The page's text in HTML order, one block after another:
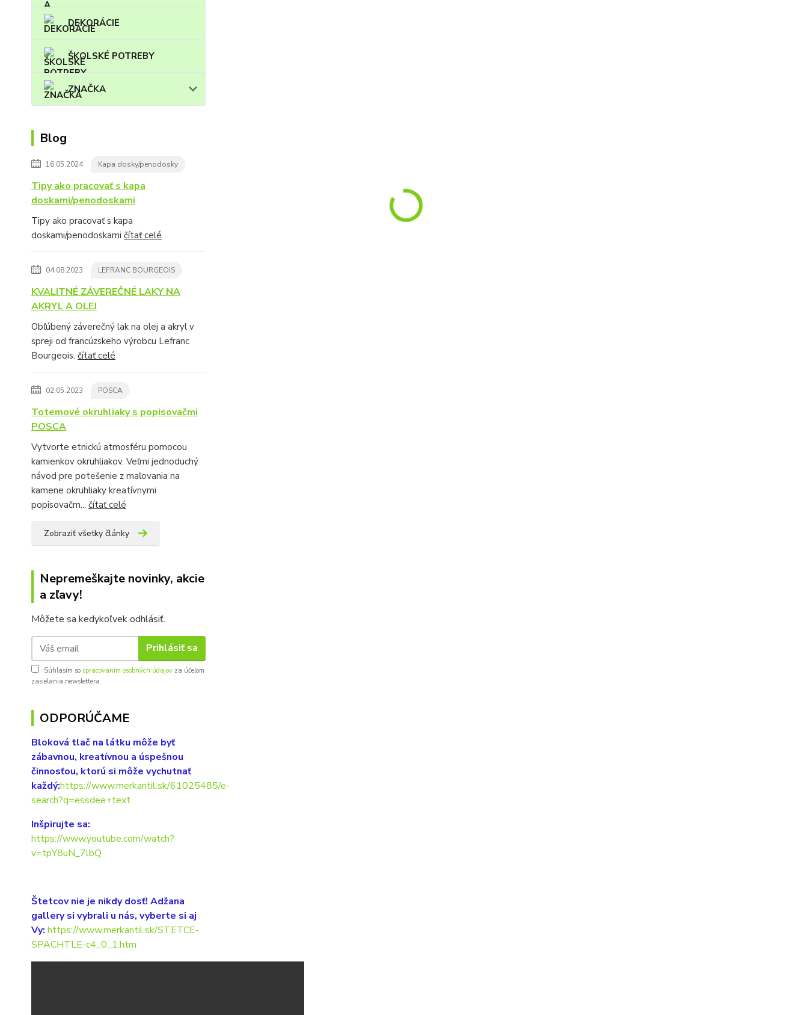
DEKORÁCIE
ŠKOLSKÉ POTREBY
ZNAČKA
Blog
16.05.2024 Kapa dosky/penodosky
Tipy ako pracovať s kapa
doskami/penodoskami
Tipy ako pracovať s kapa
doskami/penodoskami čítať celé
04.08.2023 LEFRANC BOURGEOIS
KVALITNÉ ZÁVEREČNÉ LAKY NA
AKRYL A OLEJ
Obľúbený záverečný lak na olej a akryl v
spreji od francúzskeho výrobcu Lefranc
Bourgeois. čítať celé
02.05.2023 POSCA
Totemové okruhliaky s popisovačmi
POSCA
Vytvorte etnickú atmosféru pomocou
kamienkov okruhliakov. Veľmi jednoduchý
návod pre potešenie z maľovania na
kamene okruhliaky kreatívnymi
popisovačm... čítať celé
Zobraziť všetky články
Nepremeškajte novinky, akcie
a zľavy!
Môžete sa kedykoľvek odhlásiť.
Prihlásiť sa
Súhlasím so spracovaním osobných údajov za účelom
zasielania newslettera.
ODPORÚČAME
Bloková tlač na látku môže byť
zábavnou, kreatívnou a úspešnou
činnosťou, ktorú si môže vychutnať
každý:https://www.merkantil.sk/61025485/e-
search?q=essdee+text
Inšpirujte sa:
https://www.youtube.com/watch?
v=tpY8uN_7lbQ
Štetcov nie je nikdy dosť! Adžana
gallery si vybrali u nás, vyberte si aj
Vy: https://www.merkantil.sk/STETCE-
SPACHTLE-c4_0_1.htm